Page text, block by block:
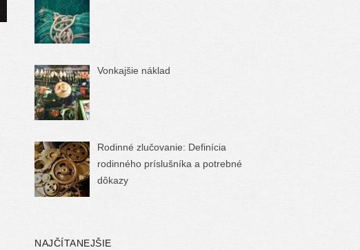
Vonkajšie náklad
Rodinné zlučovanie: Definícia
rodinného príslušníka a potrebné
dôkazy
NAJČÍTANEJŠIE